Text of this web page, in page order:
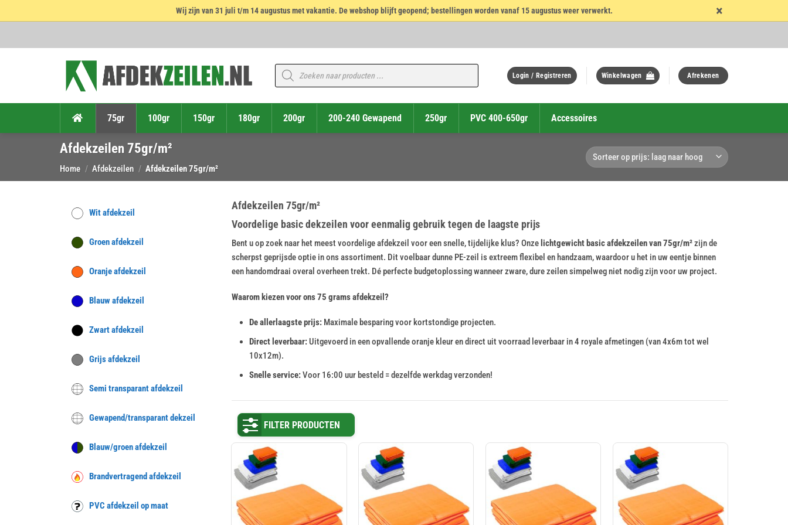
Wij zijn van 31 juli t/m 14 augustus met vakantie. De webshop blijft geopend; bestellingen worden vanaf 15 augustus weer verwerkt. ×
Producten
zoeken
Login / Registreren Winkelwagen Afrekenen
75gr 100gr 150gr 180gr 200gr 200-240 Gewapend 250gr PVC 400-650gr Accessoires
Afdekzeilen 75gr/m²
Home / Afdekzeilen / Afdekzeilen 75gr/m²
Wit afdekzeil
Groen afdekzeil
Oranje afdekzeil
Blauw afdekzeil
Zwart afdekzeil
Grijs afdekzeil
Semi transparant afdekzeil
Gewapend/transparant dekzeil
Blauw/groen afdekzeil
Brandvertragend afdekzeil
PVC afdekzeil op maat
Afdekzeilen 75gr/m²
Voordelige basic dekzeilen voor eenmalig gebruik tegen de laagste prijs
Bent u op zoek naar het meest voordelige afdekzeil voor een snelle, tijdelijke klus? Onze lichtgewicht basic afdekzeilen van 75gr/m²zijn de
scherpst geprijsde optie in ons assortiment. Dit voelbaar dunne PE-zeil is extreem flexibel en handzaam, waardoor u het in uw eentje binnen
een handomdraai overal overheen trekt. Dé perfecte budgetoplossing wanneer zware, dure zeilen simpelweg niet nodig zijn voor uw project.
Waarom kiezen voor ons 75 grams afdekzeil?
De allerlaagste prijs:Maximale besparing voor kortstondige projecten.
Direct leverbaar:Uitgevoerd in een opvallende oranje kleur en direct uit voorraad leverbaar in 4 royale afmetingen (van 4x6m tot wel
10x12m).
Snelle service:Voor 16:00 uur besteld = dezelfde werkdag verzonden!
FILTER PRODUCTEN